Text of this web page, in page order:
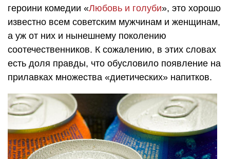
героини комедии «Любовь и голуби», это хорошо
известно всем советским мужчинам и женщинам,
а уж от них и нынешнему поколению
соотечественников. К сожалению, в этих словах
есть доля правды, что обусловило появление на
прилавках множества «диетических» напитков.